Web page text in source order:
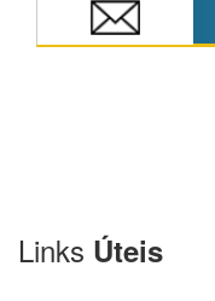
Links Úteis